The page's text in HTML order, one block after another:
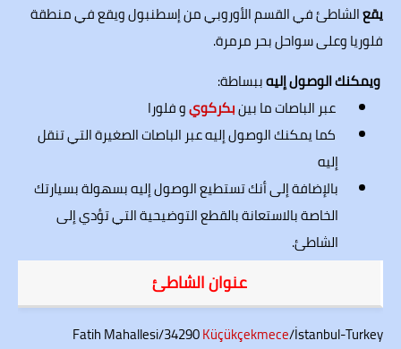
يقعالشاطئ في القسم الأوروبي من إسطنبول ويقع في منطقة
فلوريا وعلى سواحل بحر مرمرة.
ويمكنك الوصول إليهببساطة:
عبر الباصات ما بينبكركويو فلورا
كما يمكنك الوصول إليه عبر الباصات الصغيرة التي تنقل
إليه
بالإضافة إلى أنك تستطيع الوصول إليه بسهولة بسيارتك
الخاصة بالاستعانة بالقطع التوضيحية التي تؤدي إلى
الشاطئ.
عنوانالشاطئ
Fatih Mahallesi/34290Küçükçekmece/İstanbul-Turkey